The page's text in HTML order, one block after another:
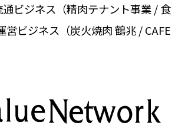
ビジネス（精肉テナント事業 / 食
営ビジネス（炭火焼肉 鶴兆 / CAFE